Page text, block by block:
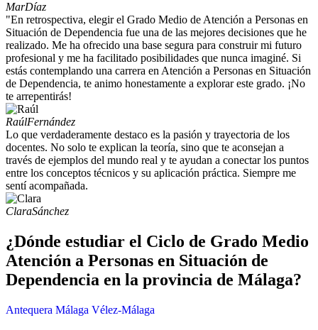
MarDíaz
"En retrospectiva, elegir el Grado Medio de Atención a Personas en
Situación de Dependencia fue una de las mejores decisiones que he
realizado. Me ha ofrecido una base segura para construir mi futuro
profesional y me ha facilitado posibilidades que nunca imaginé. Si
estás contemplando una carrera en Atención a Personas en Situación
de Dependencia, te animo honestamente a explorar este grado. ¡No
te arrepentirás!
RaúlFernández
Lo que verdaderamente destaco es la pasión y trayectoria de los
docentes. No solo te explican la teoría, sino que te aconsejan a
través de ejemplos del mundo real y te ayudan a conectar los puntos
entre los conceptos técnicos y su aplicación práctica. Siempre me
sentí acompañada.
ClaraSánchez
¿Dónde estudiar el Ciclo de Grado Medio
Atención a Personas en Situación de
Dependencia en la provincia de Málaga?
Antequera Málaga Vélez-Málaga